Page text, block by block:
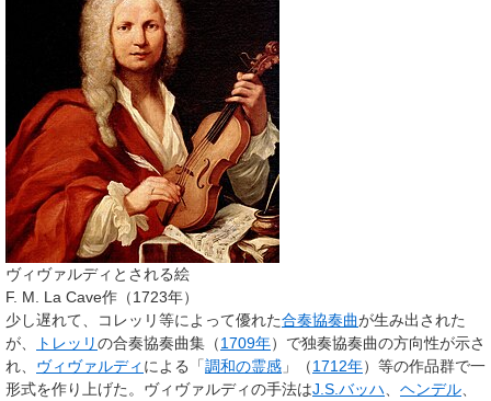
ヴィヴァルディとされる絵
F. M. La Cave作（1723年）
少し遅れて、コレッリ等によって優れた合奏協奏曲が生み出された
が、
トレッリの合奏協奏曲集（1709年）で独奏協奏曲の方向性が示さ
れ、 ヴィヴァルディ による「調和の霊感 」（1712年）等の作品群で一
形式を作り上げた。ヴィヴァルディの手法はJ.S.バッハ、 ヘンデル、